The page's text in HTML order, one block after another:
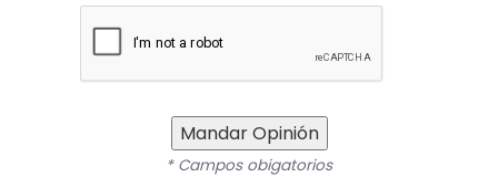
Mandar Opinión
* Campos obigatorios